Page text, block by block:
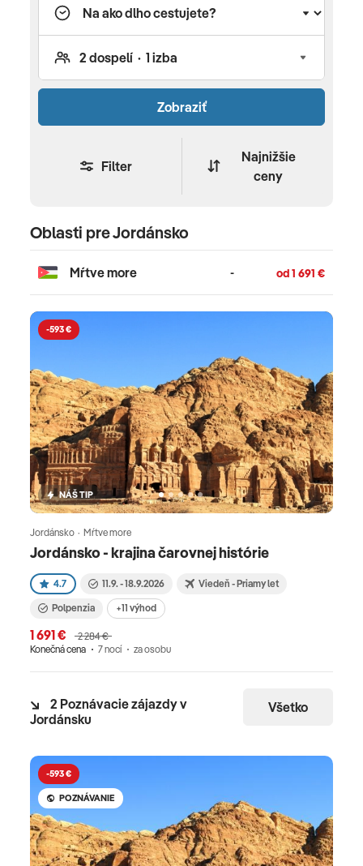
zaujímavostiach si prečítajte nášho turistického
Oblasti pre Jordánsko
Mŕtve more - od 1 691 €
-593 €
NÁŠ TIP
Jordánsko - krajina čarovnej histórie
Jordánsko · Mŕtve more
4.7 11.9. - 18.9.2026 Viedeň - Priamy let
Polpenzia +11 výhod
1 691 €
2 284 €
Konečná cena
7 nocí za osobu
2 Poznávacie zájazdy v
Jordánsku
Všetko
-593 €
POZNÁVANIE
Zobraziť
Filter
Najnižšie
ceny